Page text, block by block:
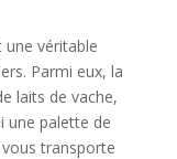
véritable
Parmi eux, la
laits de vache,
une palette de
transporte